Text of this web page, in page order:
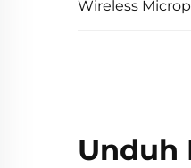
Wireless
Unduh